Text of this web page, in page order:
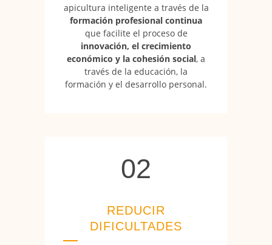
apicultura inteligente a través de la
formación profesional continua
que facilite el proceso de
innovación, el crecimiento
económico y la cohesión social, a
través de la educación, la
formación y el desarrollo personal.
02
REDUCIR
DIFICULTADES